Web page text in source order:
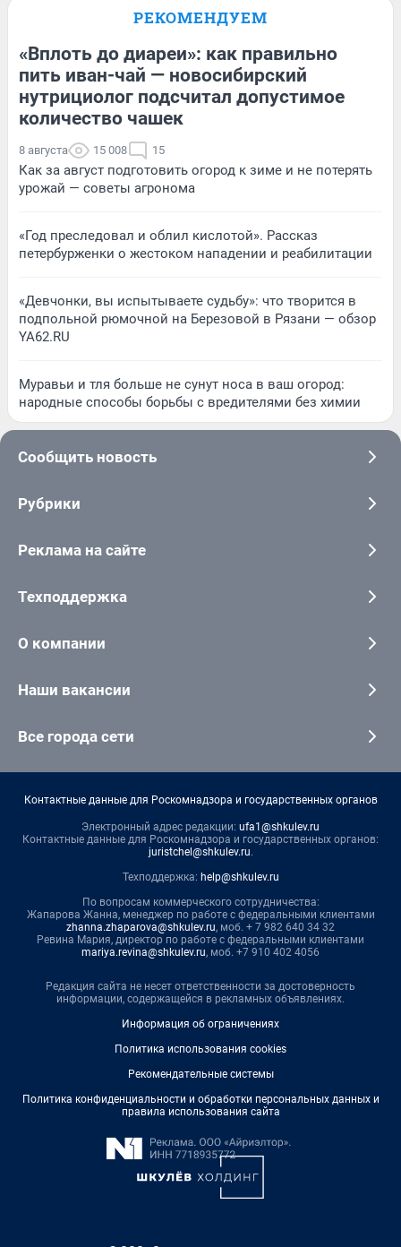
РЕКОМЕНДУЕМ
«Вплоть до диареи»: как правильно
пить иван-чай — новосибирский
нутрициолог подсчитал допустимое
количество чашек
8 августа 15 008 15
Как за август подготовить огород к зиме и не потерять
урожай — советы агронома
«Год преследовал и облил кислотой». Рассказ
петербурженки о жестоком нападении и реабилитации
«Девчонки, вы испытываете судьбу»: что творится в
подпольной рюмочной на Березовой в Рязани — обзор
YA62.RU
Муравьи и тля больше не сунут носа в ваш огород:
народные способы борьбы с вредителями без химии
Сообщить новость
Рубрики
Реклама на сайте
Техподдержка
О компании
Наши вакансии
Все города сети
Контактные данные для Роскомнадзора и государственных органов
Электронный адрес редакции: ufa1@shkulev.ru
Контактные данные для Роскомнадзора и государственных органов:
juristchel@shkulev.ru.
Техподдержка: help@shkulev.ru
По вопросам коммерческого сотрудничества:
Жапарова Жанна, менеджер по работе с федеральными клиентами
zhanna.zhaparova@shkulev.ru, моб. + 7 982 640 34 32
Ревина Мария, директор по работе с федеральными клиентами
mariya.revina@shkulev.ru, моб. +7 910 402 4056
Редакция сайта не несет ответственности за достоверность
информации, содержащейся в рекламных объявлениях.
Информация об ограничениях
Политика использования cookies
Рекомендательные системы
Политика конфиденциальности и обработки персональных данных и
правила использования сайта